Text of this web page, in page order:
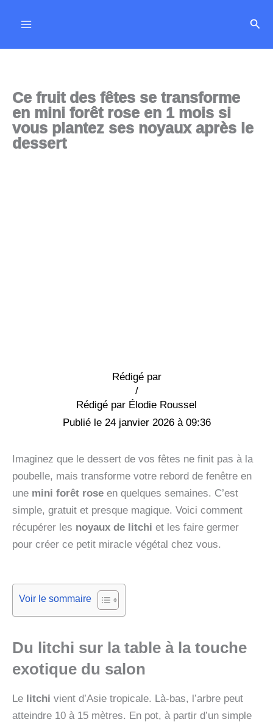
Ce fruit des fêtes se transforme
en mini forêt rose en 1 mois si
vous plantez ses noyaux après le
dessert
Rédigé par
Élodie Roussel
/
24 janvier 2026 à 09:36
Imaginez que le dessert de vos fêtes ne finit pas à la
poubelle, mais transforme votre rebord de fenêtre en
une mini forêt rose en quelques semaines. C’est
simple, gratuit et presque magique. Voici comment
récupérer les noyaux de litchi et les faire germer
pour créer ce petit miracle végétal chez vous.
Voir le sommaire
Du litchi sur la table à la touche
exotique du salon
Le litchi vient d’Asie tropicale. Là-bas, l’arbre peut
atteindre 10 à 15 mètres. En pot, à partir d’un simple